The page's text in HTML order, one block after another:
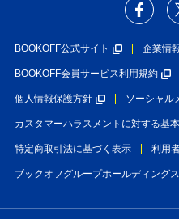
BOOKOFF公式サイト 企業情
BOOKOFF会員サービス利用規約
個人情報保護方針 ソーシャル
カスタマーハラスメントに対する基
特定商取引法に基づく表示 利用
ブックオフグループホールディング